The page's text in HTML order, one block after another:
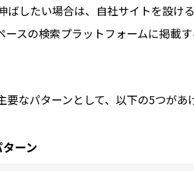
ばしたい場合は、自社サイトを設け
スの検索プラットフォームに掲載
なパターンとして、以下の5つがあ
ーン
お
オ
ス